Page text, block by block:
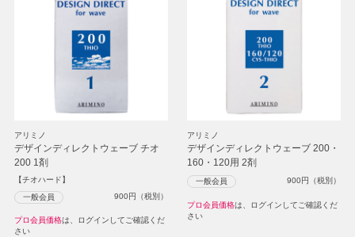
アリミノ
デザインディレクトウェーブ チオ
200 1剤
【チオハード】
一般会員 900円（税別）
プロ会員価格は、ログインしてご確認くだ
さい
アリミノ
デザインディレクトウェーブ 200・
160・120用 2剤
一般会員 900円（税別）
プロ会員価格は、ログインしてご確認くだ
さい